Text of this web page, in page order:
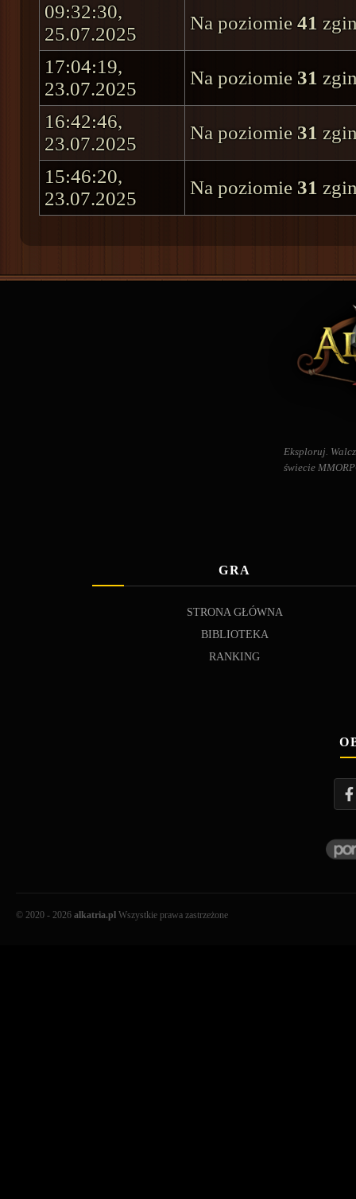
09:32:30,
25.07.2025
Na poziomie41
17:04:19,
23.07.2025
Na poziomie 31
16:42:46,
23.07.2025
Na poziomie 31
15:46:20,
23.07.2025
Na poziomie 31
Eksploruj.
świecie
GRA
STRONA GŁÓWNA
BIBLIOTEKA
RANKING
© 2020 - 2026 alkatria.pl Wszystkie prawa zastrzeżone